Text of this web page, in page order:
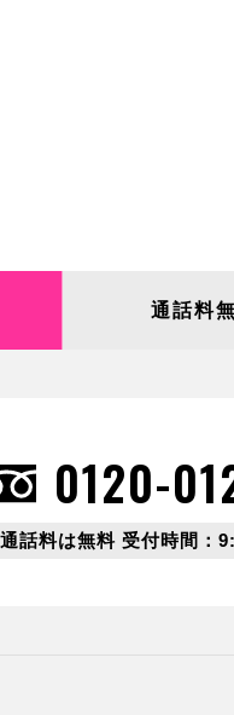
通話料
0120-
通話料は無料 受付時間：